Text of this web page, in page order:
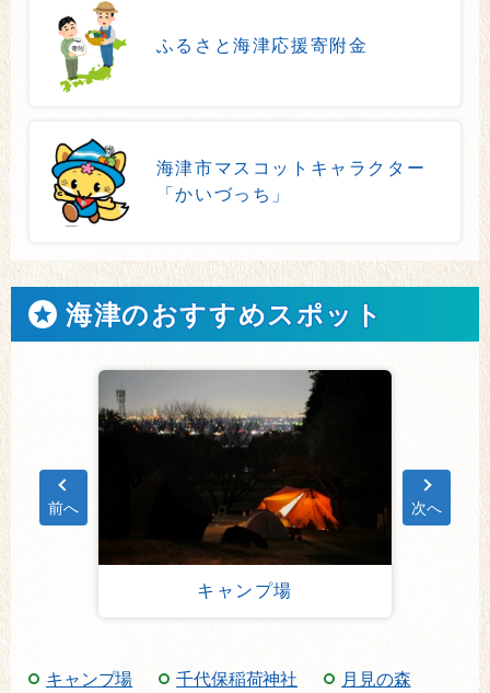
ふるさと海津応援寄附金
海津市マスコットキャラクター
「かいづっち」
海津のおすすめスポット
キャンプ場
前へ 次へ
キャンプ場 千代保稲荷神社 月見の森